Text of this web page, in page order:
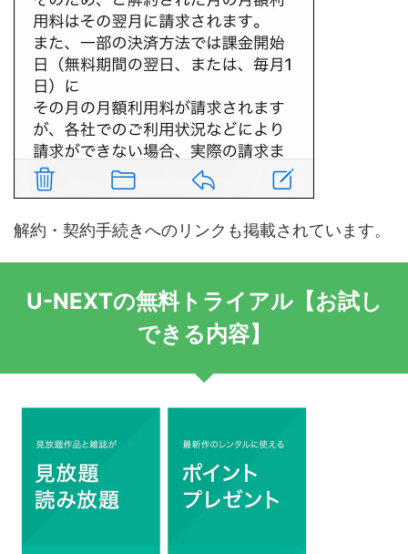
解約・契約手続きへのリンクも掲載されています。
U-NEXTの無料トライアル【お試し
できる内容】